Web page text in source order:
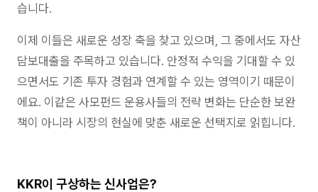
습니다.
이제 이들은 새로운 성장 축을 찾고 있으며, 그 중에서도 자산
담보대출을 주목하고 있습니다. 안정적 수익을 기대할 수 있
으면서도 기존 투자 경험과 연계할 수 있는 영역이기 때문이
에요. 이같은 사모펀드 운용사들의 전략 변화는 단순한 보완
책이 아니라 시장의 현실에 맞춘 새로운 선택지로 읽힙니다.
KKR이 구상하는 신사업은?